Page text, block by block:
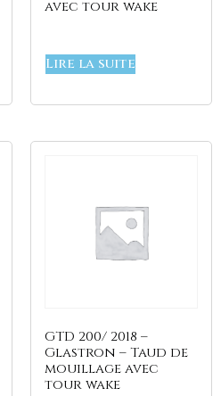
Supprimer les filtres
avec tour wake
Lire la suite
GTD 200/ 2018 –
Glastron – Taud de
mouillage avec
tour wake